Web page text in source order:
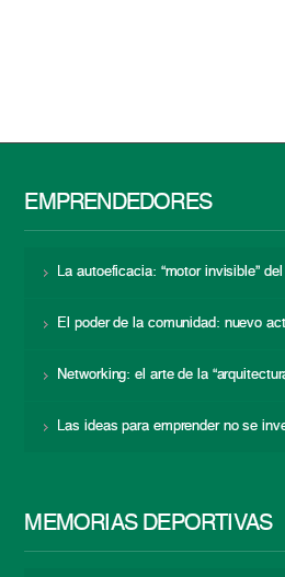
EMPRENDEDORES
La autoeficacia: “motor invisible”
El poder de la comunidad: nuevo
Networking: el arte de la
Las ideas para emprender no se
MEMORIAS DEPORTIVAS